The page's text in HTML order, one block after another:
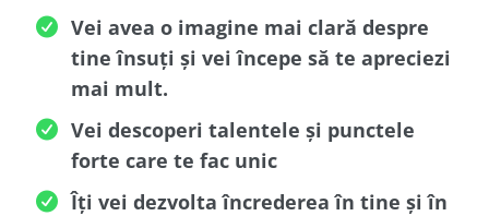
Vei avea o imagine mai clară despre
tine însuți și vei începe să te apreciezi
mai mult.
Vei descoperi talentele și punctele
forte care te fac unic
Îți vei dezvolta încrederea în tine și în